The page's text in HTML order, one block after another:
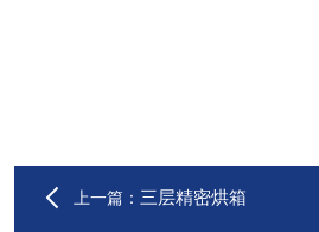
上一篇： 三层精密烘箱